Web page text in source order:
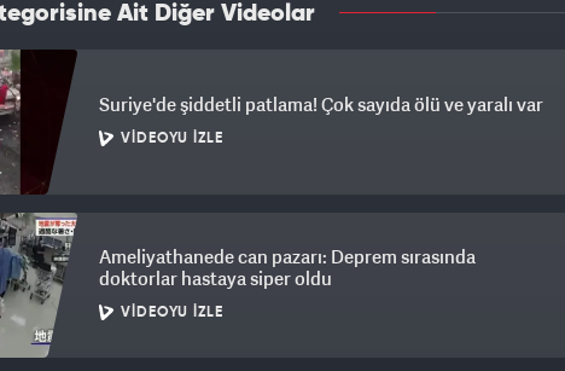
Ait Diğer Videolar
Suriye'de şiddetli patlama! Çok sayıda ölü ve yaralı var
VIDEOYU İZLE
Ameliyathanede can pazarı: Deprem sırasında
doktorlar hastaya siper oldu
VIDEOYU İZLE